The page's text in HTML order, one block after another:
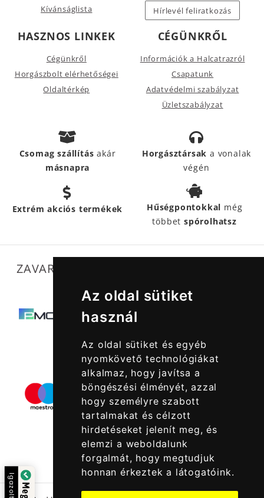
Az oldal sütiket
használ
Az oldal sütiket és egyéb
nyomkövető technológiákat
alkalmaz, hogy javítsa a
böngészési élményét, azzal
hogy személyre szabott
tartalmakat és célzott
hirdetéseket jelenít meg, és
elemzi a weboldalunk
forgalmát, hogy megtudjuk
honnan érkeztek a látogatóink.
Kívánságlista
Hírlevél feliratkozás
HASZNOS LINKEK
Cégünkről
Horgászbolt elérhetőségei
Oldaltérkép
CÉGÜNKRŐL
Információk a Halcatrazról
Csapatunk
Adatvédelmi szabályzat
Üzletszabályzat
Csomag szállításakár
másnapra
Horgásztársak a vonalak
végén
Extrém akciós termékek Hűségpontokkal még
többetspórolhatsz
ZAVARTALAN MŰKÖDÉSÜNKET SEGÍTIK
Igazolta: